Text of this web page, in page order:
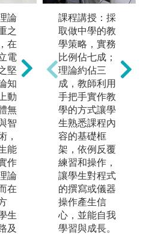
論
之
在
電
堅
知
動
無
智
，
能
作
論
在
生
及
本組致力於培
養學生具備電
機、電子、資
訊及系統軟硬
體之整合設計
與實務分析能
力，強調理論
與應用並重，
透過專題製作
與實務課程訓
練，培養學生
跨領域協作與
創新研發之素
養，使其能因
應產業發展需
求，具備解決
問題與持續學
課程講授：採
取做中學的教
學策略，實務
比例佔七成；
理論約佔三
成，教師利用
手把手實作教
學的方式讓學
生熟悉課程內
容的基礎框
架，依例反覆
練習和操作，
讓學生對程式
的撰寫或儀器
操作產生信
心，並能自我
學習與成長。